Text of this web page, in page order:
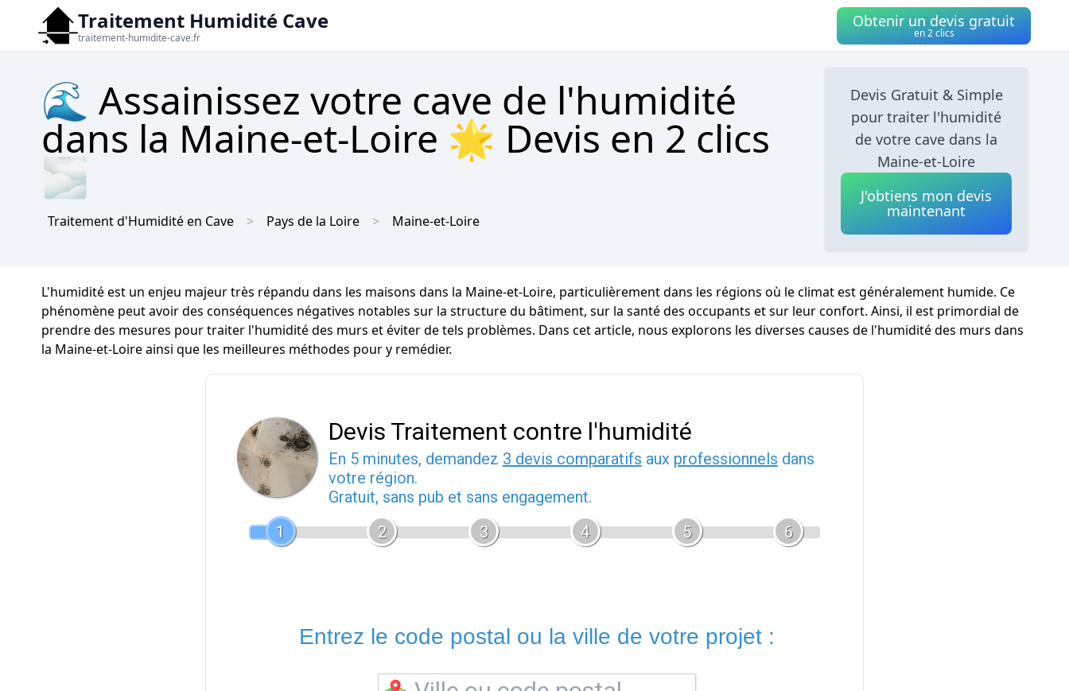
Traitement Humidité Cave
traitement-humidite-cave.fr
Obtenir un devis gratuit
en 2 clics
🌊 Assainissez votre cave de l'humidité
dans la Maine-et-Loire 🌟 Devis en 2 clics
🌫
Traitement d'Humidité en Cave Pays de la Loire Maine-et-Loire
Devis Gratuit & Simple
pour traiter l'humidité
de votre cave dans la
Maine-et-Loire
J'obtiens mon devis
maintenant
L'humidité est un enjeu majeur très répandu dans les maisons dans la Maine-et-Loire, particulièrement dans les régions où le climat est généralement humide. Ce
phénomène peut avoir des conséquences négatives notables sur la structure du bâtiment, sur la santé des occupants et sur leur confort. Ainsi, il est primordial de
prendre des mesures pour traiter l'humidité des murs et éviter de tels problèmes. Dans cet article, nous explorons les diverses causes de l'humidité des murs dans
la Maine-et-Loire ainsi que les meilleures méthodes pour y remédier.
Devis Traitement contre l'humidité
En 5 minutes, demandez 3 devis comparatifs aux professionnels dans
votre région.
Gratuit, sans pub et sans engagement.
1
2 3 4 5 6
Entrez le code postal ou la ville de votre projet :